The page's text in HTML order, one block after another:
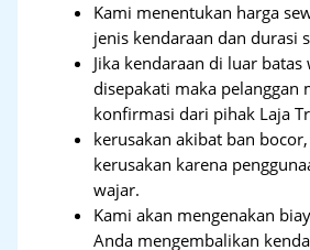
Kami menentukan harga
jenis kendaraan dan durasi
Jika kendaraan di luar batas
disepakati maka pelanggan
konfirmasi dari pihak Laja
kerusakan akibat ban
kerusakan karena
wajar.
Kami akan mengenakan
Anda mengembalikan